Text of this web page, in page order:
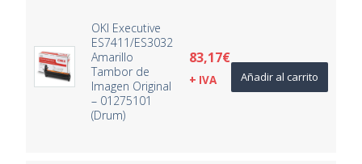
OKI Executive
ES7411/ES3032
Amarillo
Tambor de
Imagen Original
– 01275101
(Drum)
83,17€
+ IVA Añadir al carrito